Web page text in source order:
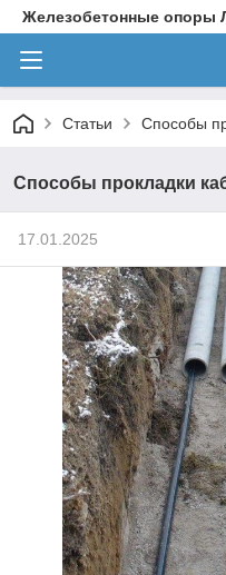
Железобетонные опоры
Статьи Способы
Способы прокладки
17.01.2025